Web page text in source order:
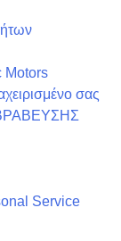
Motors
σας
Service